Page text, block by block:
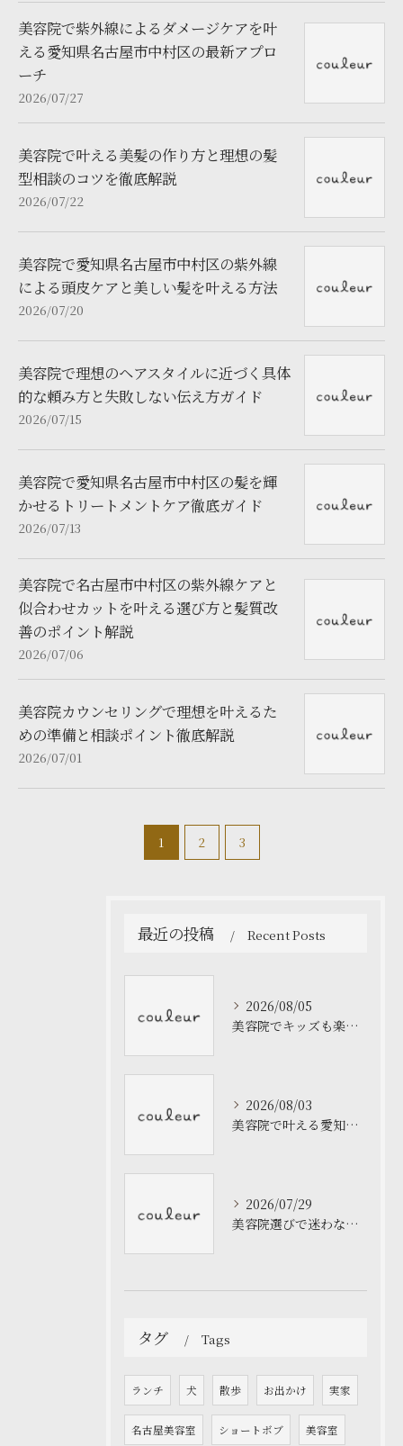
美容院で紫外線によるダメージケアを叶
える愛知県名古屋市中村区の最新アプロ
ーチ
2026/07/27
美容院で叶える美髪の作り方と理想の髪
型相談のコツを徹底解説
2026/07/22
美容院で愛知県名古屋市中村区の紫外線
による頭皮ケアと美しい髪を叶える方法
2026/07/20
美容院で理想のヘアスタイルに近づく具体
的な頼み方と失敗しない伝え方ガイド
2026/07/15
美容院で愛知県名古屋市中村区の髪を輝
かせるトリートメントケア徹底ガイド
2026/07/13
美容院で名古屋市中村区の紫外線ケアと
似合わせカットを叶える選び方と髪質改
善のポイント解説
2026/07/06
美容院カウンセリングで理想を叶えるた
めの準備と相談ポイント徹底解説
2026/07/01
1 2 3
最近の投稿 Recent Posts
2026/08/05
美容院でキッズも楽しく過ごせる工夫と親子で安心できるサロン選びのヒント
2026/08/03
美容院で叶える愛知県名古屋市中村区の夏色カラーと透明感のある髪色提案
2026/07/29
美容院選びで迷わない愛知県でファッションと髪型を両立する方法
タグ Tags
ランチ 犬 散歩 お出かけ 実家
名古屋美容室 ショートボブ 美容室